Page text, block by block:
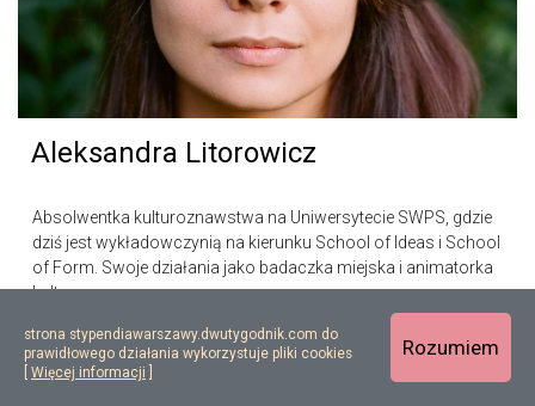
Aleksandra Litorowicz
Absolwentka kulturoznawstwa na Uniwersytecie SWPS, gdzie
dziś jest wykładowczynią na kierunku School of Ideas i School
of Form. Swoje działania jako badaczka miejska i animatorka
kultury...
strona stypendiawarszawy.dwutygodnik.com do
prawidłowego działania wykorzystuje pliki cookies
Więcej informacji
Rozumiem